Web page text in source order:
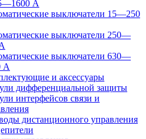
А
выключатели 15—250
выключатели 250—
выключатели 630—
А
и аксессуары
дифференциальной защиты
интерфейсов связи и
дистанционного управления